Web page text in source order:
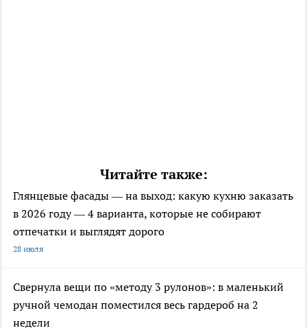
Читайте также:
Глянцевые фасады — на выход: какую кухню заказать
в 2026 году — 4 варианта, которые не собирают
отпечатки и выглядят дорого
28 июля
Свернула вещи по «методу 3 рулонов»: в маленький
ручной чемодан поместился весь гардероб на 2
недели